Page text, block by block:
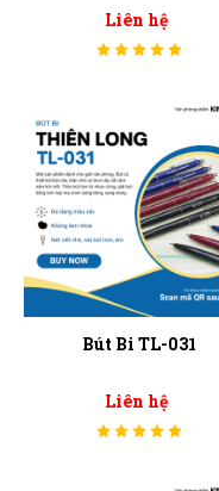
Liên hệ
Bút Bi TL-031
Liên hệ